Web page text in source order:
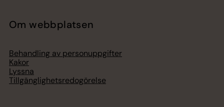
Om webbplatsen
Behandling av personuppgifter
Kakor
Lyssna
Tillgänglighetsredogörelse